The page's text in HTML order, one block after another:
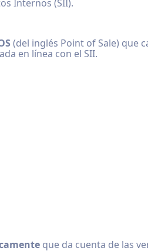
Internos (SII).
(del inglés Point of Sale) que
en línea con el SII.
que da cuenta de las